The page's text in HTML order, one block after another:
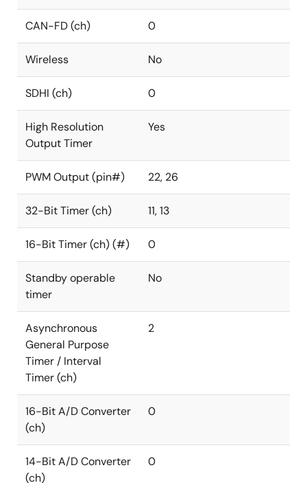
CAN-FD (ch) 0
Wireless No
SDHI (ch) 0
High Resolution
Output Timer
Yes
PWM Output (pin#) 22, 26
32-Bit Timer (ch) 11, 13
16-Bit Timer (ch) (#) 0
Standby operable
timer
No
Asynchronous
General Purpose
Timer / Interval
Timer (ch)
2
16-Bit A/D Converter
(ch)
0
14-Bit A/D Converter
(ch)
0